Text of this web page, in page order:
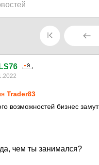
Trader83
возможностей бизнес
чем ты занимался?